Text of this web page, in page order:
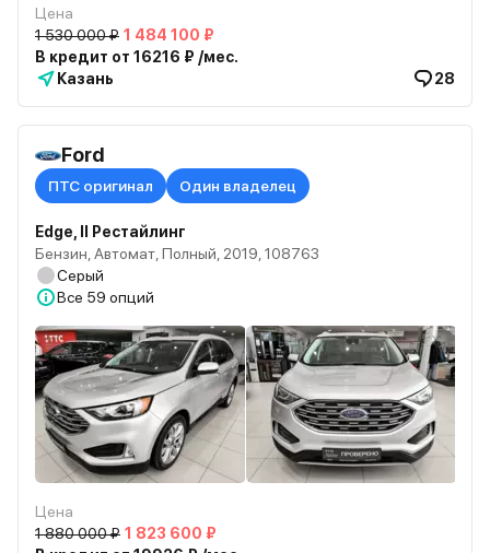
Цена
1 530 000 ₽ 1 484 100 ₽
В кредит от 16216 ₽ /мес.
Казань
28
Ford
ПТС оригинал Один владелец
Edge, II Рестайлинг
Бензин, Автомат, Полный, 2019, 108763
Серый
Все 59 опций
Цена
1 880 000 ₽ 1 823 600 ₽